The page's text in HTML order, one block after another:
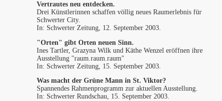
Vertrautes neu entdecken.
Drei Künstlerinnen schaffen völlig neues Raumerlebnis für
Schwerter City.
In: Schwerter Zeitung, 12. September 2003.
"Orten" gibt Orten neuen Sinn.
Ines Tartler, Grazyna Wilk und Käthe Wenzel eröffnen ihre
Ausstellung "raum.raum.raum"
In: Schwerter Zeitung, 15. September 2003.
Was macht der Grüne Mann in St. Viktor?
Spannendes Rahmenprogramm zur aktuellen Ausstellung.
In: Schwerter Rundschau, 15. September 2003.